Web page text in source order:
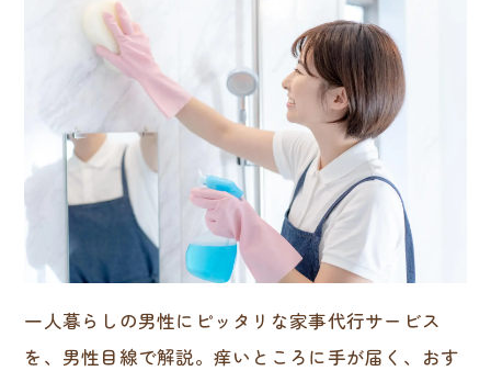
一人暮らしの男性にピッタリな家事代行サービス
を、男性目線で解説。痒いところに手が届く、おす